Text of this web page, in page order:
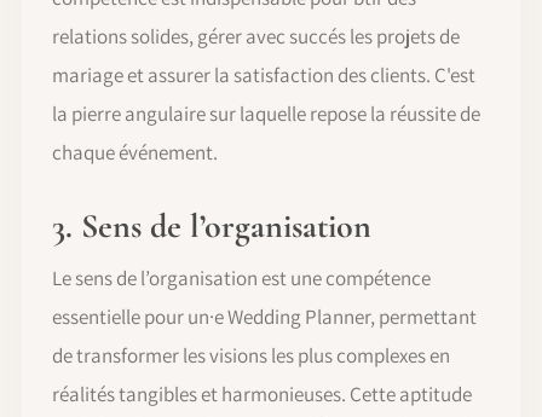
relations solides, gérer avec succés les projets de
mariage et assurer la satisfaction des clients. C'est
la pierre angulaire sur laquelle repose la réussite de
chaque événement.
3. Sens de l’organisation
Le sens de l’organisation est une compétence
essentielle pour un·e Wedding Planner, permettant
de transformer les visions les plus complexes en
réalités tangibles et harmonieuses. Cette aptitude